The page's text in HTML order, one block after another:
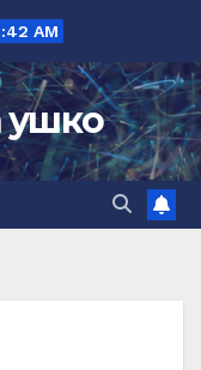
AM
ушко